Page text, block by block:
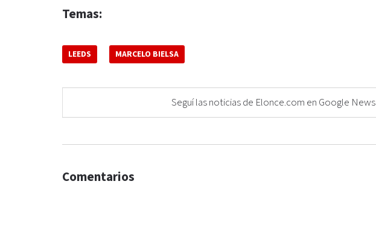
Temas:
LEEDS MARCELO BIELSA
Seguí las noticias de Elonce.com en Google News
Comentarios